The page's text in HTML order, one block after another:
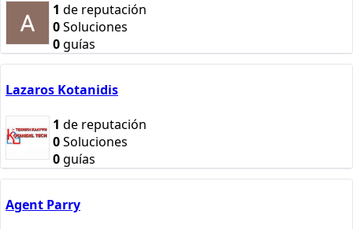
1 de reputación
0Soluciones
0guías
Lazaros Kotanidis
1 de reputación
0Soluciones
0guías
Agent Parry